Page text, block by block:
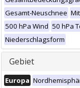
Gesamt-Neuschnee
500 hPa Wind 50 hPa
Niederschlagsform
Gebiet
Europa